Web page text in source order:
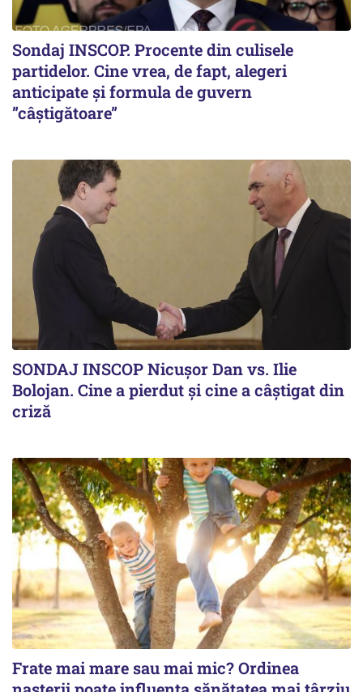
Sondaj INSCOP. Procente din culisele
partidelor. Cine vrea, de fapt, alegeri
anticipate și formula de guvern
”câștigătoare”
SONDAJ INSCOP Nicușor Dan vs. Ilie
Bolojan. Cine a pierdut și cine a câștigat din
criză
Frate mai mare sau mai mic? Ordinea